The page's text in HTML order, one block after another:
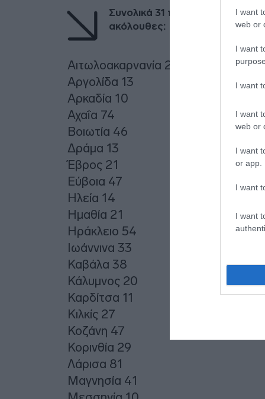
I want
web or
I want
I want
I want
web or
I want
or app.
I want
I want
Συνολικά 31 περιφέρειες
ακόλουθες:
Αιτωλοακαρνανία 20
Αργολίδα 13
Αρκαδία 10
Αχαΐα 74
Βοιωτία 46
Δράμα 13
Έβρος 21
Εύβοια 47
Ηλεία 14
Ημαθία 21
Ηράκλειο 54
Ιωάννινα 33
Καβάλα 38
Κάλυμνος 20
Καρδίτσα 11
Κιλκίς 27
Κοζάνη 47
Κορινθία 29
Λάρισα 81
Μαγνησία 41